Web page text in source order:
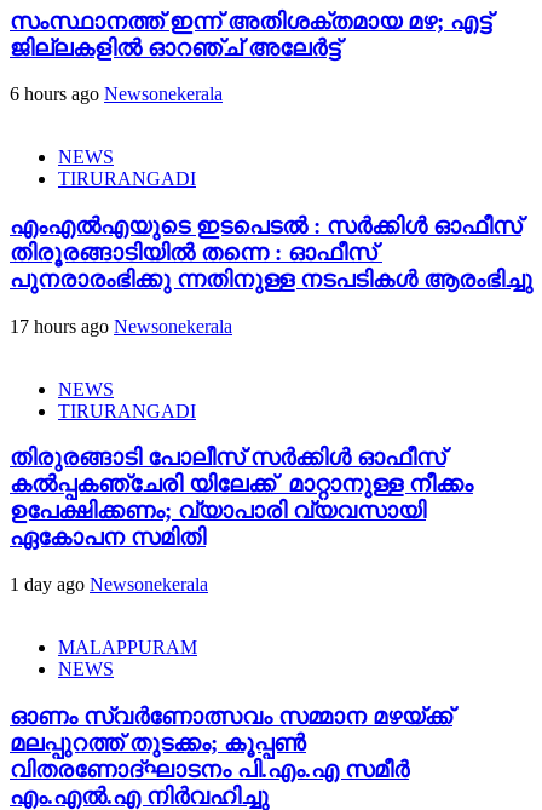
സംസ്ഥാനത്ത് ഇന്ന് അതിശക്തമായ മഴ; എട്ട്
ജില്ലകളിൽ ഓറഞ്ച് അലേര്‍ട്ട്
6 hours ago Newsonekerala
NEWS
TIRURANGADI
എംഎൽഎയുടെ ഇടപെടൽ : സര്‍ക്കിള്‍ ഓഫീസ്
തിരൂരങ്ങാടിയിൽ തന്നെ : ഓഫീസ്
പുനരാരംഭിക്കു ന്നതിനുള്ള നടപടികൾ ആരംഭിച്ചു
17 hours ago Newsonekerala
NEWS
TIRURANGADI
തിരുരങ്ങാടി പോലീസ് സർക്കിൾ ഓഫീസ്
കൽപ്പകഞ്ചേരി യിലേക്ക് മാറ്റാനുള്ള നീക്കം
ഉപേക്ഷിക്കണം; വ്യാപാരി വ്യവസായി
ഏകോപന സമിതി
1 day ago Newsonekerala
MALAPPURAM
NEWS
ഓണം സ്വർണോത്സവം സമ്മാന മഴയ്ക്ക്
മലപ്പുറത്ത് തുടക്കം; കൂപ്പൺ
വിതരണോദ്ഘാടനം പി.എം.എ സമീർ
എം.എൽ.എ നിർവഹിച്ചു